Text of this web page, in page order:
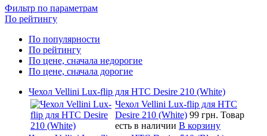
Фильтр по параметрам
По рейтингу
По популярности
По рейтингу
По цене, сначала недорогие
По цене, сначала дорогие
Чехол Vellini Lux-flip для HTC Desire 210 (White)
Чехол Vellini Lux-flip для HTC
Desire 210 (White) 99 грн. Товар
есть в наличии В корзину